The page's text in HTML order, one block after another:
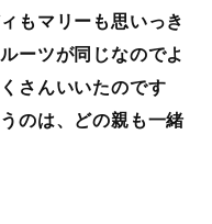
もマリーも思いっき
ーツが同じなのでよ
さんいいたのです
のは、どの親も一緒